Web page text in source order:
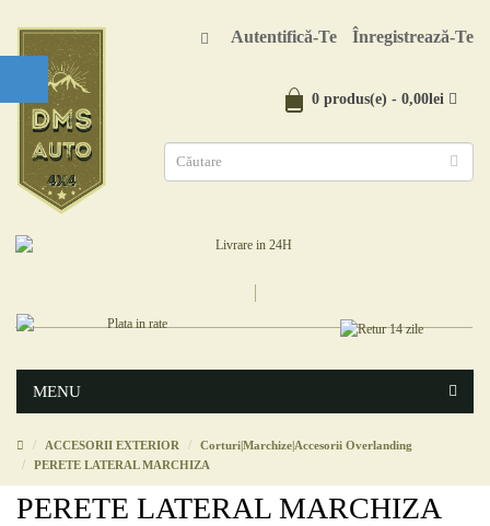
Autentifică-Te Înregistrează-Te
0 produs(e) - 0,00lei
MENU
ACCESORII EXTERIOR
Corturi|Marchize|Accesorii Overlanding
PERETE LATERAL MARCHIZA
PERETE LATERAL MARCHIZA